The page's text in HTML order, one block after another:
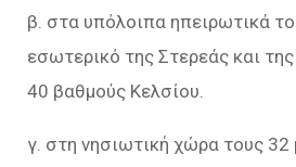
β. στα υπόλοιπα ηπειρωτικά
εσωτερικό της Στερεάς και
40 βαθμούς Κελσίου.
γ. στη νησιωτική χώρα τους 32